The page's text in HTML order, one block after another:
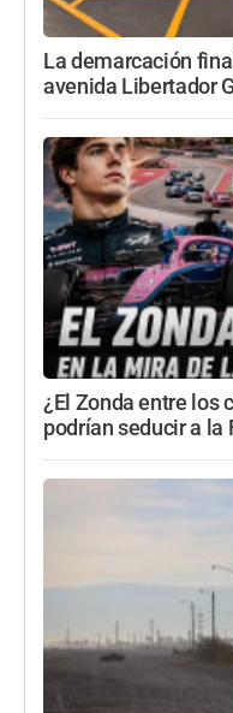
La demarcación
avenida Libertador
¿El Zonda entre los
podrían seducir a la